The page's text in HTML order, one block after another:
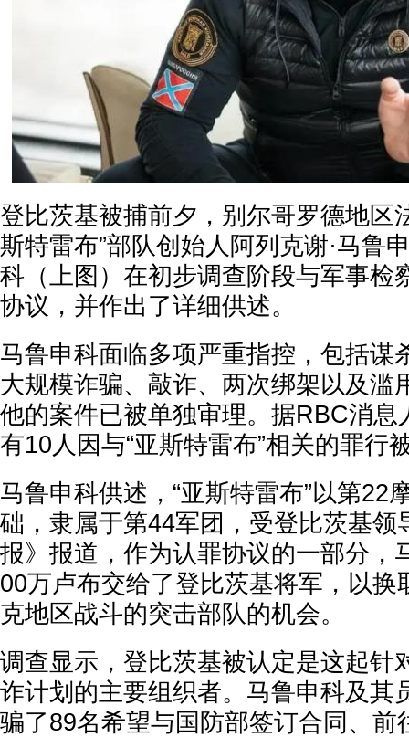
登比茨基被捕前夕，别尔哥罗德地区
斯特雷布”部队创始人阿列克谢·马鲁
科（上图）在初步调查阶段与军事检
协议，并作出了详细供述。
马鲁申科面临多项严重指控，包括谋
大规模诈骗、敲诈、两次绑架以及滥
他的案件已被单独审理。据RBC消息
有10人因与“亚斯特雷布”相关的罪行
马鲁申科供述，“亚斯特雷布”以第22
础，隶属于第44军团，受登比茨基领
报》报道，作为认罪协议的一部分，
00万卢布交给了登比茨基将军，以换
克地区战斗的突击部队的机会。
调查显示，登比茨基被认定是这起针
诈计划的主要组织者。马鲁申科及其
骗了89名希望与国防部签订合同、前